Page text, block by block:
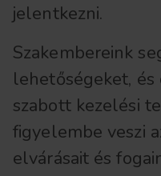
jelentkezni.
Szakembereink
lehetőségeket,
szabott kezelési
figyelembe veszi
elvárásait és